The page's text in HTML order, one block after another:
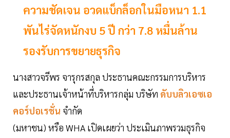
ความชัดเจน อวดแบ็กล็อกในมือหนา 1.1
พันไร่จัดหนักงบ 5 ปี กว่า 7.8 หมื่นล้าน
รองรับการขยายธุรกิจ
นางสาวจรีพร จารุกรสกุล ประธานคณะกรรมการบริหาร
และประธานเจ้าหน้าที่บริหารกลุ่ม บริษัท ดับบลิวเอซเอ
คอร์ปอเรชั่น จำกัด
(มหาชน) หรือ WHA เปิดเผยว่า ประเมินภาพรวมธุรกิจ